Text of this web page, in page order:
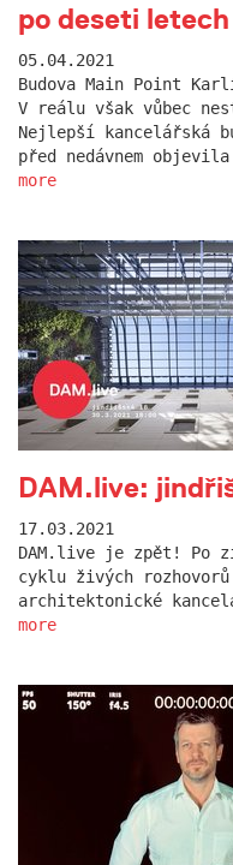
po deseti letech
05.04.2021
Budova Main Point
V reálu však vůbec
Nejlepší kancelářská
před nedávnem
more
DAM.live:
17.03.2021
DAM.live je zpět! Po
cyklu živých
architektonické
more